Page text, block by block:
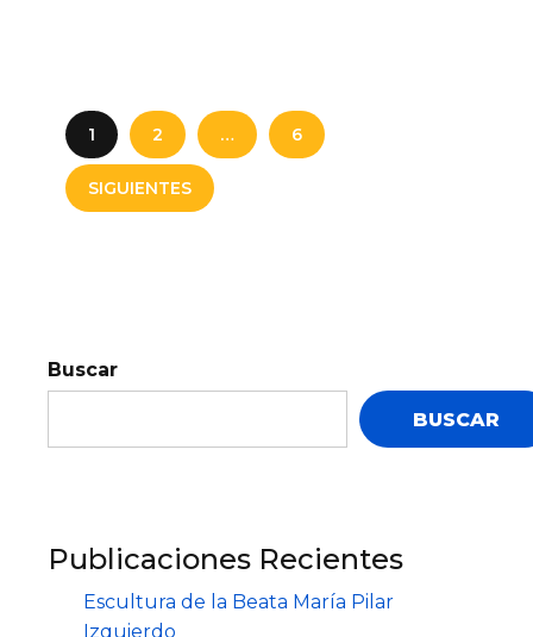
1 2 … 6
SIGUIENTES
Buscar
BUSCAR
Publicaciones Recientes
Escultura de la Beata María Pilar
Izquierdo